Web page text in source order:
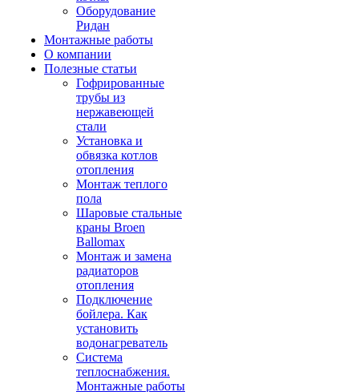
Оборудование
Ридан
Монтажные работы
О компании
Полезные статьи
Гофрированные
трубы из
нержавеющей
стали
Установка и
обвязка котлов
отопления
Монтаж теплого
пола
Шаровые стальные
краны Broen
Ballomax
Монтаж и замена
радиаторов
отопления
Подключение
бойлера. Как
установить
водонагреватель
Система
теплоснабжения.
Монтажные работы